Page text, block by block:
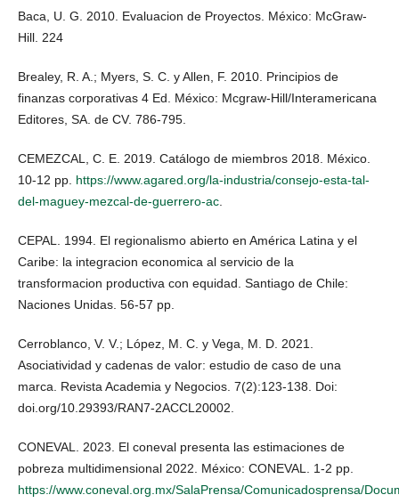
Baca, U. G. 2010. Evaluacion de Proyectos. México: McGraw-
Hill. 224
Brealey, R. A.; Myers, S. C. y Allen, F. 2010. Principios de
finanzas corporativas 4 Ed. México: Mcgraw-Hill/Interamericana
Editores, SA. de CV. 786-795.
CEMEZCAL, C. E. 2019. Catálogo de miembros 2018. México.
10-12 pp. https://www.agared.org/la-industria/consejo-esta-tal-
del-maguey-mezcal-de-guerrero-ac
CEPAL. 1994. El regionalismo abierto en América Latina y el
Caribe: la integracion economica al servicio de la
transformacion productiva con equidad. Santiago de Chile:
Naciones Unidas. 56-57 pp.
Cerroblanco, V. V.; López, M. C. y Vega, M. D. 2021.
Asociatividad y cadenas de valor: estudio de caso de una
marca. Revista Academia y Negocios. 7(2):123-138. Doi:
doi.org/10.29393/RAN7-2ACCL20002.
CONEVAL. 2023. El coneval presenta las estimaciones de
pobreza multidimensional 2022. México: CONEVAL. 1-2 pp.
https://www.coneval.org.mx/SalaPrensa/Comunicadosprensa/